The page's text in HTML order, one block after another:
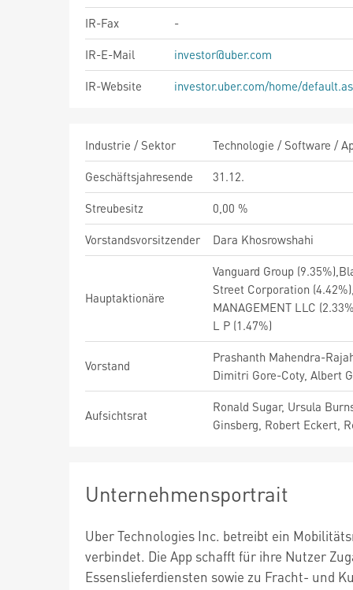
IR-Fax
-
IR-E-Mail
investor@uber.com
IR-Website
investor.uber.com/home/
Industrie / Sektor
Technologie / Software /
Geschäftsjahresende
31.12.
Streubesitz
0,00 %
Vorstandsvorsitzender
Dara Khosrowshahi
Hauptaktionäre
Vanguard Group
Street Corporation
MANAGEMENT LLC
L P (1.47%)
Vorstand
Prashanth Mahendra-
Dimitri Gore-Coty, Albert
Aufsichtsrat
Ronald Sugar, Ursula
Ginsberg, Robert Eckert,
Unternehmensportrait
Uber Technologies Inc. betreibt ein
verbindet. Die App schafft für ihre Nutzer
Essenslieferdiensten sowie zu Fracht- und